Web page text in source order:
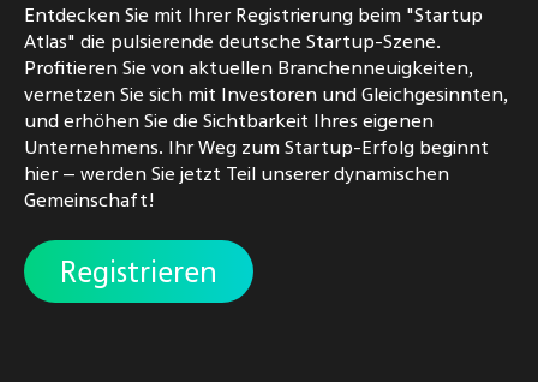
Entdecken Sie mit Ihrer Registrierung beim "Startup
Atlas" die pulsierende deutsche Startup-Szene.
Profitieren Sie von aktuellen Branchenneuigkeiten,
vernetzen Sie sich mit Investoren und Gleichgesinnten,
und erhöhen Sie die Sichtbarkeit Ihres eigenen
Unternehmens. Ihr Weg zum Startup-Erfolg beginnt
hier – werden Sie jetzt Teil unserer dynamischen
Gemeinschaft!
Registrieren